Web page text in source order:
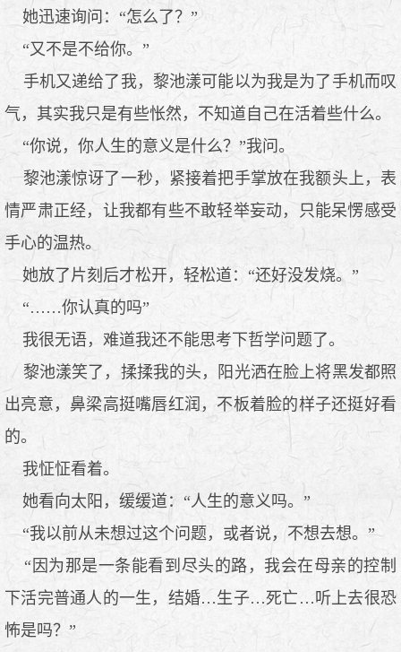
她迅速询问：“怎么了？”
“又不是不给你。”
手机又递给了我，黎池漾可能以为我是为了手机而叹
气，其实我只是有些怅然，不知道自己在活着些什么。
“你说，你人生的意义是什么？”我问。
黎池漾惊讶了一秒，紧接着把手掌放在我额头上，表
情严肃正经，让我都有些不敢轻举妄动，只能呆愣感受
手心的温热。
她放了片刻后才松开，轻松道：“还好没发烧。”
“……你认真的吗”
我很无语，难道我还不能思考下哲学问题了。
黎池漾笑了，揉揉我的头，阳光洒在脸上将黑发都照
出亮意，鼻梁高挺嘴唇红润，不板着脸的样子还挺好看
的。
我怔怔看着。
她看向太阳，缓缓道：“人生的意义吗。”
“我以前从未想过这个问题，或者说，不想去想。”
“因为那是一条能看到尽头的路，我会在母亲的控制
下活完普通人的一生，结婚…生子…死亡…听上去很恐
怖是吗？”